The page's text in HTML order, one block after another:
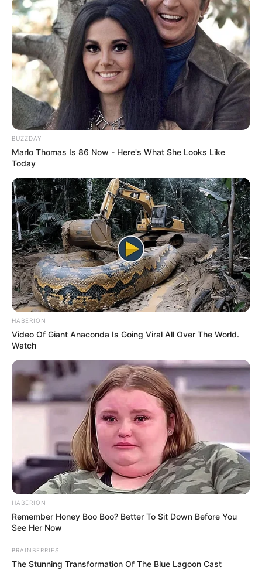
BUZZDAY
Marlo Thomas Is 86 Now - Here's What She Looks Like
Today
HABERION
Video Of Giant Anaconda Is Going Viral All Over The World.
Watch
HABERION
Remember Honey Boo Boo? Better To Sit Down Before You
See Her Now
BRAINBERRIES
The Stunning Transformation Of The Blue Lagoon Cast